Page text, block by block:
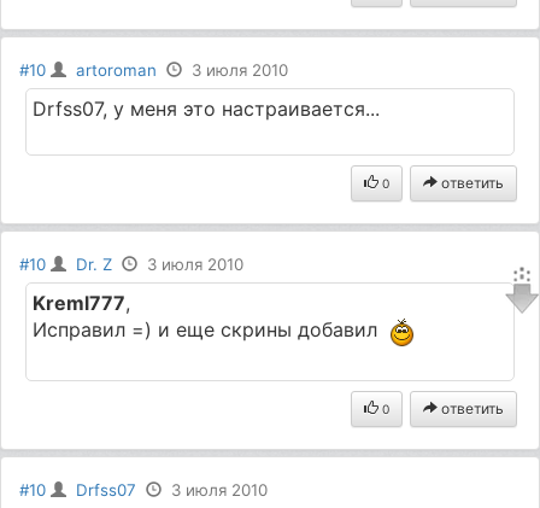
#10 artoroman 3 июля 2010
Drfss07, у меня это настраивается...
0 ответить
#10 Dr. Z 3 июля 2010
Kreml777,
Исправил =) и еще скрины добавил
0 ответить
#10 Drfss07 3 июля 2010